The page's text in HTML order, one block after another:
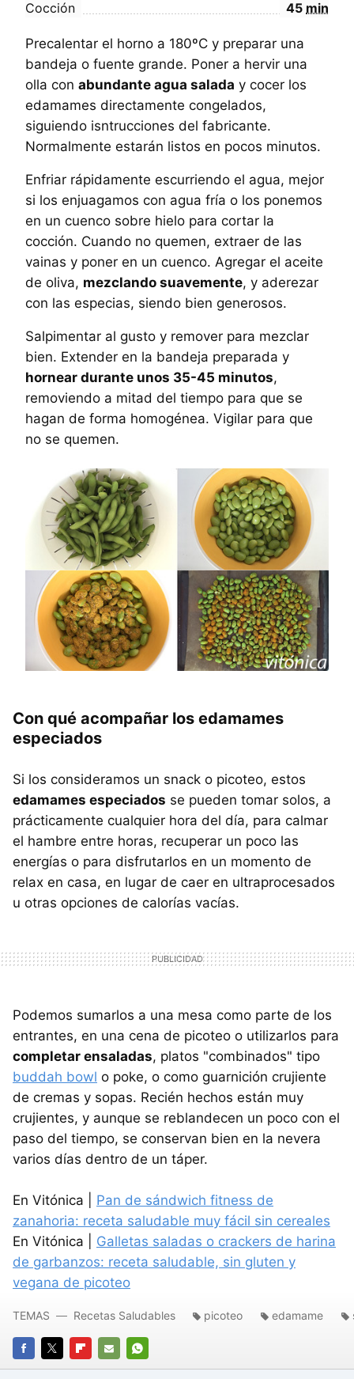
Cocción 45 min
Precalentar el horno a 180ºC y preparar una
bandeja o fuente grande. Poner a hervir una
olla con abundante agua salada y cocer los
edamames directamente congelados,
siguiendo isntrucciones del fabricante.
Normalmente estarán listos en pocos minutos.
Enfriar rápidamente escurriendo el agua, mejor
si los enjuagamos con agua fría o los ponemos
en un cuenco sobre hielo para cortar la
cocción. Cuando no quemen, extraer de las
vainas y poner en un cuenco. Agregar el aceite
de oliva, mezclando suavemente, y aderezar
con las especias, siendo bien generosos.
Salpimentar al gusto y remover para mezclar
bien. Extender en la bandeja preparada y
hornear durante unos 35-45 minutos,
removiendo a mitad del tiempo para que se
hagan de forma homogénea. Vigilar para que
no se quemen.
Con qué acompañar los edamames
especiados
Si los consideramos un snack o picoteo, estos
edamames especiados se pueden tomar solos, a
prácticamente cualquier hora del día, para calmar
el hambre entre horas, recuperar un poco las
energías o para disfrutarlos en un momento de
relax en casa, en lugar de caer en ultraprocesados
u otras opciones de calorías vacías.
Podemos sumarlos a una mesa como parte de los
entrantes, en una cena de picoteo o utilizarlos para
completar ensaladas, platos "combinados" tipo
buddah bowl o poke, o como guarnición crujiente
de cremas y sopas. Recién hechos están muy
crujientes, y aunque se reblandecen un poco con el
paso del tiempo, se conservan bien en la nevera
varios días dentro de un táper.
En Vitónica | Pan de sándwich fitness de
zanahoria: receta saludable muy fácil sin cereales
En Vitónica | Galletas saladas o crackers de harina
de garbanzos: receta saludable, sin gluten y
vegana de picoteo
FACEBOOK
TWITTERFLIPBOARD
E-
WHATSAPP
TEMAS Recetas Saludables picoteo edamame